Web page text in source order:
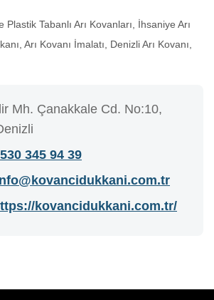
Plastik Tabanlı Arı Kovanları, İhsaniye Arı
Arı Kovanı İmalatı, Denizli Arı Kovanı,
Mh. Çanakkale Cd. No:10,
345 94 39
kovancidukkani.com.tr/